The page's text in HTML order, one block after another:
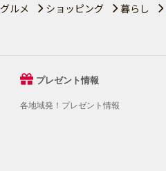
グルメ ショッピング 暮らし
プレゼント情報
各地域発！プレゼント情報